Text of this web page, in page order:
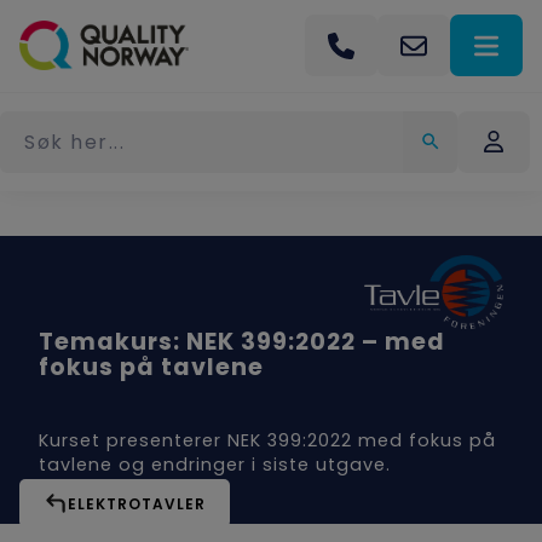
ELEKTROTAVLER
Temakurs: NEK 399:2022 – med
fokus på tavlene
Kurset presenterer NEK 399:2022 med fokus på
tavlene og endringer i siste utgave.